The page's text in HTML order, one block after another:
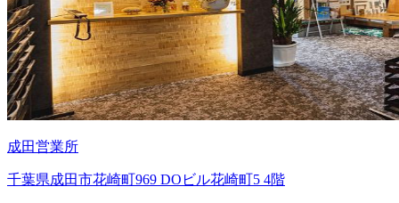
成田営業所
千葉県成田市花崎町969 DOビル花崎町5 4階